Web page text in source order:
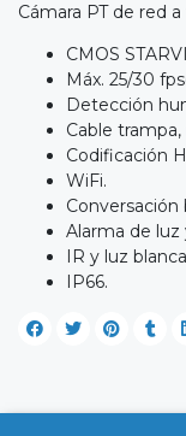
Cámara PT de red
CMOS
Máx. 25/30
Detección
Cable
Codificación
WiFi.
Conversación
Alarma de luz
IR y luz
IP66.